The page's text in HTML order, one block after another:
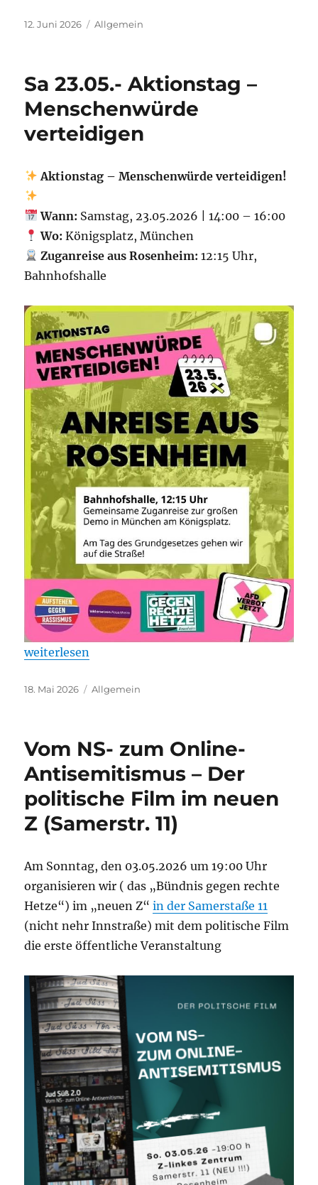
Veröffentlicht
12. Juni 2026 Kategorien
Allgemein
Sa 23.05.- Aktionstag –
Menschenwürde
verteidigen
Aktionstag – Menschenwürde verteidigen!
Wann: Samstag, 23.05.2026 | 14:00 – 16:00
Wo: Königsplatz, München
Zuganreise aus Rosenheim: 12:15 Uhr,
Bahnhofshalle
„Sa 23.05.- Aktionstag – Menschenwürde
weiterlesen
Veröffentlicht
18. Mai 2026 Kategorien
Allgemein
Vom NS- zum Online-
Antisemitismus – Der
politische Film im neuen
Z (Samerstr. 11)
Am Sonntag, den 03.05.2026 um 19:00 Uhr
organisieren wir ( das „Bündnis gegen rechte
Hetze“) im „neuen Z“in der Samerstaße 11
(nicht nehr Innstraße) mit dem politische Film
die erste öffentliche Veranstaltung